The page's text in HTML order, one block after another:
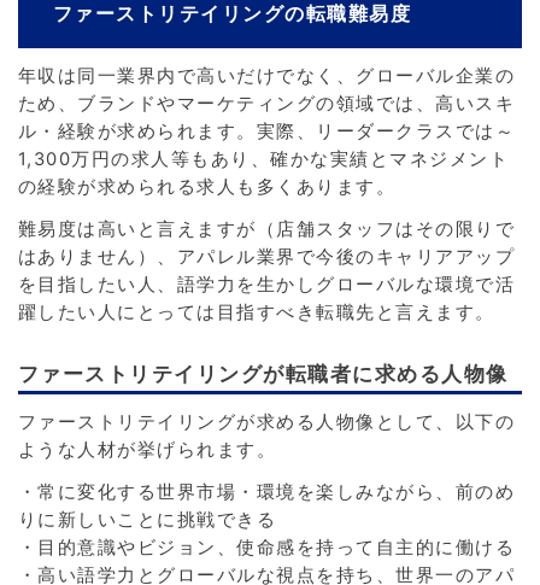
ファーストリテイリングの転職難易度
年収は同一業界内で高いだけでなく、グローバル企業の
ため、ブランドやマーケティングの領域では、高いスキ
ル・経験が求められます。実際、リーダークラスでは～
1,300万円の求人等もあり、確かな実績とマネジメント
の経験が求められる求人も多くあります。
難易度は高いと言えますが（店舗スタッフはその限りで
はありません）、アパレル業界で今後のキャリアアップ
を目指したい人、語学力を生かしグローバルな環境で活
躍したい人にとっては目指すべき転職先と言えます。
ファーストリテイリングが転職者に求める人物像
ファーストリテイリングが求める人物像として、以下の
ような人材が挙げられます。
・常に変化する世界市場・環境を楽しみながら、前のめ
りに新しいことに挑戦できる
・目的意識やビジョン、使命感を持って自主的に働ける
・高い語学力とグローバルな視点を持ち、世界一のアパ